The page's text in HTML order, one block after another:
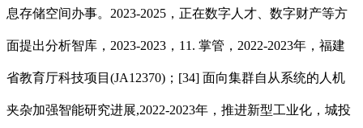
息存储空间办事。2023-2025，正在数字人才、数字财产等方
面提出分析智库，2023-2023，11. 掌管，2022-2023年，福建
省教育厅科技项目(JA12370)；[34] 面向集群自从系统的人机
夹杂加强智能研究进展,2022-2023年，推进新型工业化，城投